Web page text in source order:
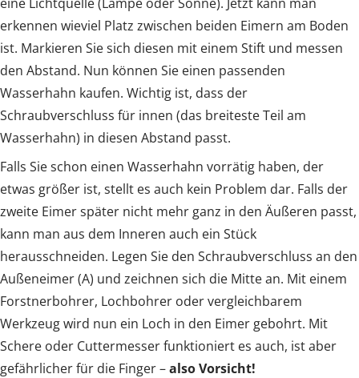
erkennen wieviel Platz zwischen beiden Eimern am Boden
ist. Markieren Sie sich diesen mit einem Stift und messen
den Abstand. Nun können Sie einen passenden
Wasserhahn kaufen. Wichtig ist, dass der
Schraubverschluss für innen (das breiteste Teil am
Wasserhahn) in diesen Abstand passt.
Falls Sie schon einen Wasserhahn vorrätig haben, der
etwas größer ist, stellt es auch kein Problem dar. Falls der
zweite Eimer später nicht mehr ganz in den Äußeren passt,
kann man aus dem Inneren auch ein Stück
herausschneiden. Legen Sie den Schraubverschluss an den
Außeneimer (A) und zeichnen sich die Mitte an. Mit einem
Forstnerbohrer, Lochbohrer oder vergleichbarem
Werkzeug wird nun ein Loch in den Eimer gebohrt. Mit
Schere oder Cuttermesser funktioniert es auch, ist aber
gefährlicher für die Finger –also Vorsicht!